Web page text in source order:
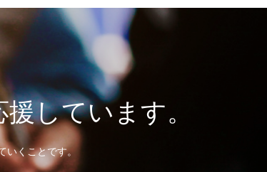
しています。
いくことです。